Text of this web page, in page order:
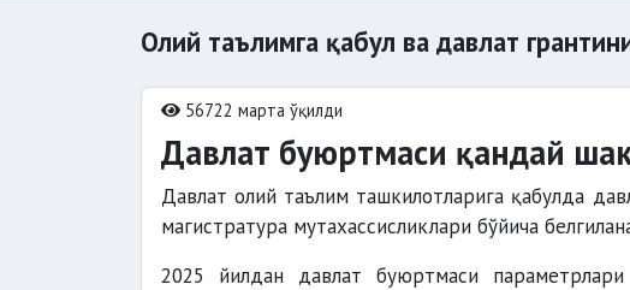
Олий таълимга қабул ва давлат
56722 марта ўқилди
Давлат буюртмаси қандай
Давлат олий таълим ташкилотларига қабулда
магистратура мутахассисликлари бўйича
2025 йилдан давлат буюртмаси